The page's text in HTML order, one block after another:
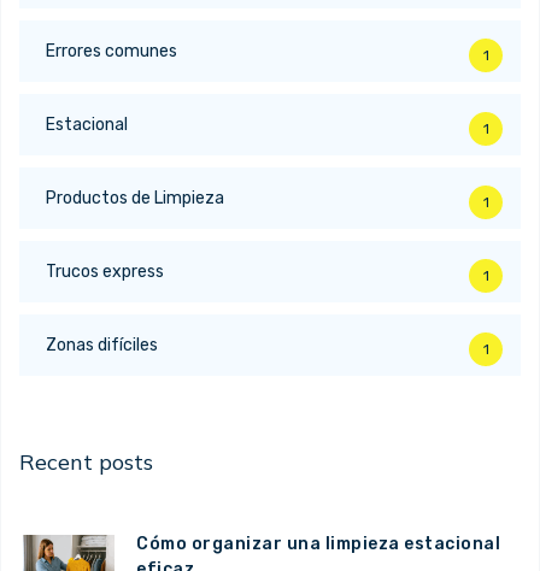
Errores comunes 1
Estacional 1
Productos de Limpieza 1
Trucos express 1
Zonas difíciles 1
Recent posts
Cómo organizar una limpieza estacional